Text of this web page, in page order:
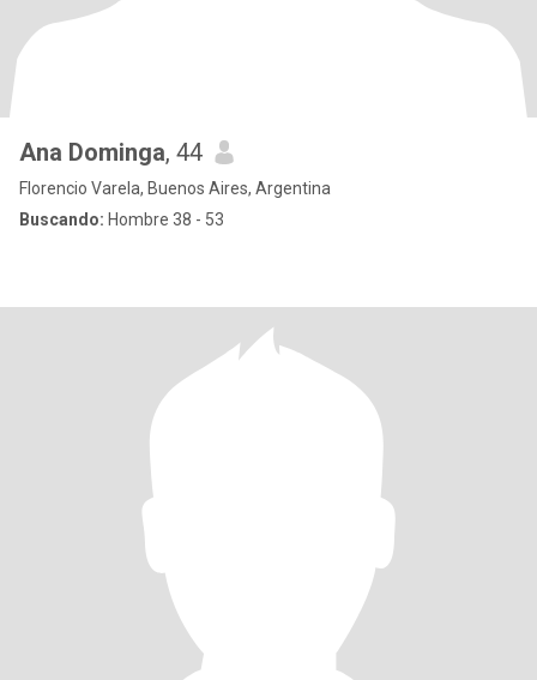
Ana Dominga, 44
Florencio Varela, Buenos Aires, Argentina
Buscando: Hombre 38 - 53